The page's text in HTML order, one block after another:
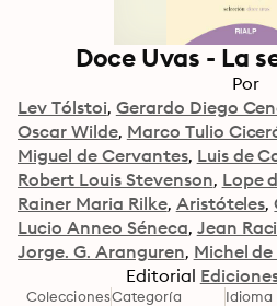
Doce Uvas - La
Por
Lev Tólstoi Gerardo Diego
Oscar Wilde Marco Tulio
Miguel de Cervantes Luis de
Robert Louis Stevenson Lope
Rainer Maria Rilke Aristóteles
Lucio Anneo Séneca Jean
Jorge. G. Aranguren Michel
Editorial
ColeccionesCategoría Idioma